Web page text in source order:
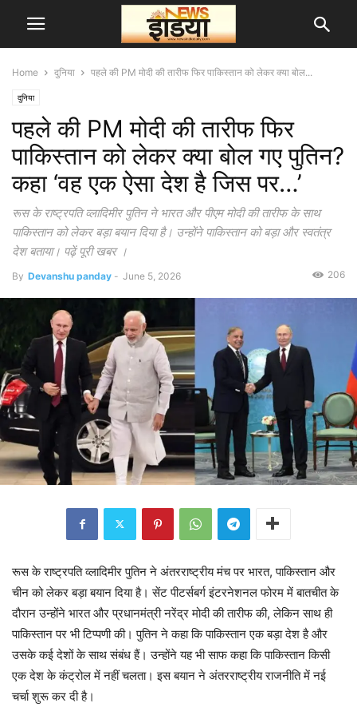
Home दुनिया पहले की PM मोदी की तारीफ फिर पाकिस्तान को लेकर क्या बोल...
दुनिया
पहले की PM मोदी की तारीफ फिर
पाकिस्तान को लेकर क्या बोल गए पुतिन?
कहा ‘वह एक ऐसा देश है जिस पर…’
रूस के राष्ट्रपति व्लादिमीर पुतिन ने भारत और पीएम मोदी की तारीफ के साथ
पाकिस्तान को लेकर बड़ा बयान दिया है। उन्होंने पाकिस्तान को बड़ा और स्वतंत्र
देश बताया। पढ़ें पूरी खबर ।
By Devanshu panday - June 5, 2026 206
रूस के राष्ट्रपति व्लादिमीर पुतिन ने अंतरराष्ट्रीय मंच पर भारत, पाकिस्तान और
चीन को लेकर बड़ा बयान दिया है। सेंट पीटर्सबर्ग इंटरनेशनल फोरम में बातचीत के
दौरान उन्होंने भारत और प्रधानमंत्री नरेंद्र मोदी की तारीफ की, लेकिन साथ ही
पाकिस्तान पर भी टिप्पणी की। पुतिन ने कहा कि पाकिस्तान एक बड़ा देश है और
उसके कई देशों के साथ संबंध हैं। उन्होंने यह भी साफ कहा कि पाकिस्तान किसी
एक देश के कंट्रोल में नहीं चलता। इस बयान ने अंतरराष्ट्रीय राजनीति में नई
चर्चा शुरू कर दी है।